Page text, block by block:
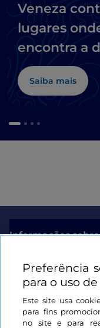
Veneza
lugares
encontra a
Saiba mais
Informações
Ligações úteis
Iniciar sessão
Preferência
para o uso
Este site usa
para fins
no site e para